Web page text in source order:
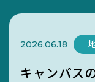
環境・情報
2026.06.18
キャンパス